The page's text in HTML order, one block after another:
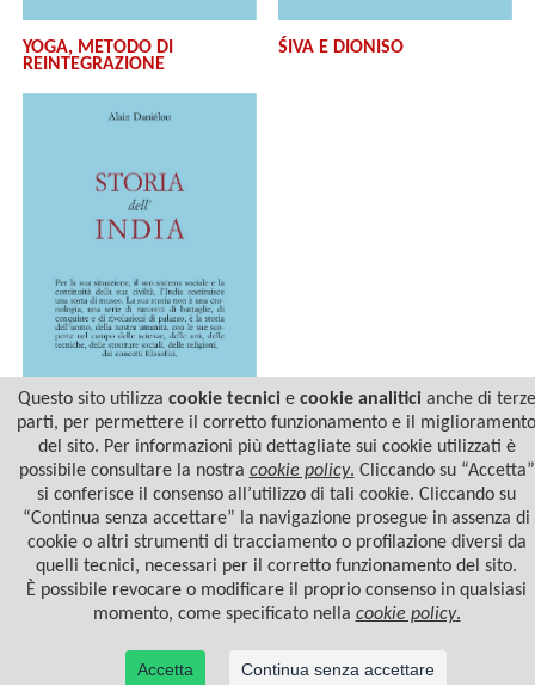
YOGA, METODO DI
REINTEGRAZIONE
ŚIVA E DIONISO
STORIA DELL'INDIA
Questo sito utilizza cookie tecnicie cookie analiticianche di terze
parti, per permettere il corretto funzionamento e il miglioramento
del sito. Per informazioni più dettagliate sui cookie utilizzati è
possibile consultare la nostra cookie policy. Cliccando su “Accetta”
si conferisce il consenso all’utilizzo di tali cookie. Cliccando su
“Continua senza accettare” la navigazione prosegue in assenza di
cookie o altri strumenti di tracciamento o profilazione diversi da
quelli tecnici, necessari per il corretto funzionamento del sito.
È possibile revocare o modificare il proprio consenso in qualsiasi
momento, come specificato nella cookie policy.
Accetta Continua senza accettare